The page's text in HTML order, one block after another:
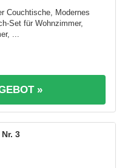
Couchtische, Modernes
Set für Wohnzimmer,
...
»
3